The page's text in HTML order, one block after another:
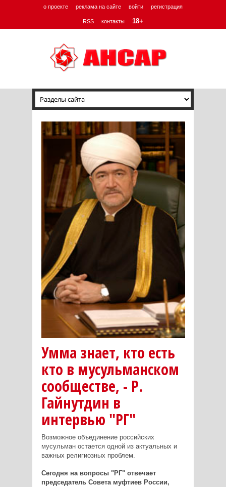
о проекте реклама на сайте войти регистрация
RSS контакты 18+
Умма знает, кто есть
кто в мусульманском
сообществе, - Р.
Гайнутдин в
интервью "РГ"
Возможное объединение российских
мусульман остается одной из актуальных и
важных религиозных проблем.
Сегодня на вопросы "РГ" отвечает
председатель Совета муфтиев России,